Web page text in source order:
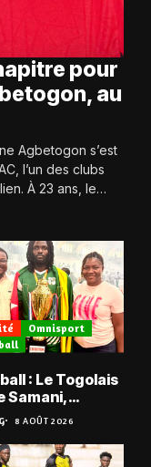
pour
au
Agbetogon s’est
l’un des clubs
À 23 ans, le
Omnisport
: Le Togolais
Samani,
du Bénin !
8 AOÛT 2026